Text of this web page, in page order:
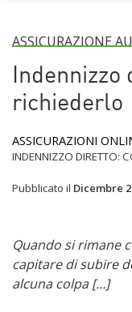
ASSICURAZIONE
Indennizzo
richiederlo
ASSICURAZIONI
INDENNIZZO DIRETTO:
Pubblicato il Dicembre
Quando si rimane
capitare di subire
alcuna colpa […]